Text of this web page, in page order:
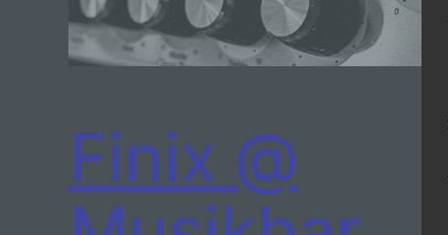
Finix @